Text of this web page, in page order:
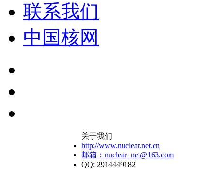
联系我们
中国核网
关于我们
http://www.nuclear.net.cn
邮箱：nuclear_net@163.com
QQ: 2914449182